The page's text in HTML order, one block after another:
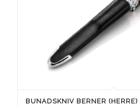
BUNADSKNIV BERNER (HERRE)